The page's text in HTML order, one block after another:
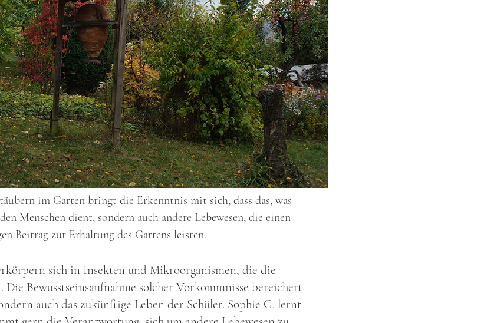
im Garten bringt die Erkenntnis mit sich, dass das, was
Menschen dient, sondern auch andere Lebewesen, die einen
Beitrag zur Erhaltung des Gartens leisten.
sich in Insekten und Mikroorganismen, die die
Bewusstseinsaufnahme solcher Vorkommnisse bereichert
auch das zukünftige Leben der Schüler. Sophie G. lernt